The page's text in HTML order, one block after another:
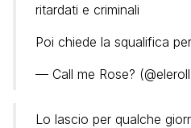
ritardati e criminali
Poi chiede la squalifica
— Call me Rose?
Lo lascio per qualche